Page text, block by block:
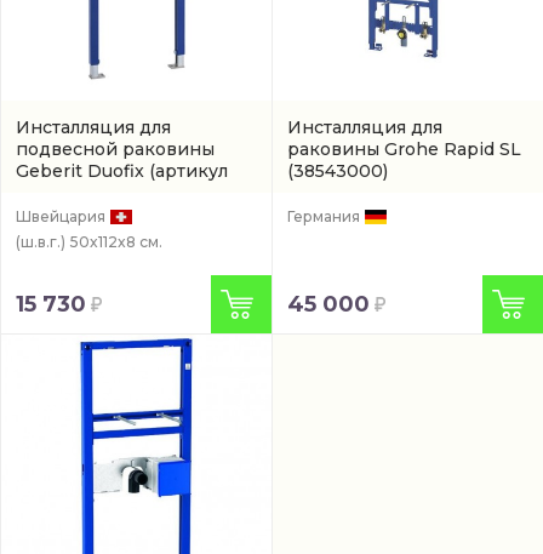
Инсталляция для
подвесной раковины
Geberit Duofix (артикул
Швейцария
(ш.в.г.) 50x112x8 см.
15 730
Инсталляция для
раковины Grohe Rapid SL
(38543000)
Германия
45 000